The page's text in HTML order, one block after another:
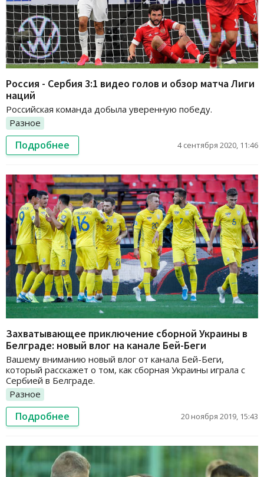
Россия - Сербия 3:1 видео голов и обзор матча Лиги
наций
Российская команда добыла уверенную победу.
Разное
Подробнее 4 сентября 2020, 11:46
Захватывающее приключение сборной Украины в
Белграде: новый влог на канале Бей-Беги
Вашему вниманию новый влог от канала Бей-Беги,
который расскажет о том, как сборная Украины играла с
Сербией в Белграде.
Разное
Подробнее 20 ноября 2019, 15:43